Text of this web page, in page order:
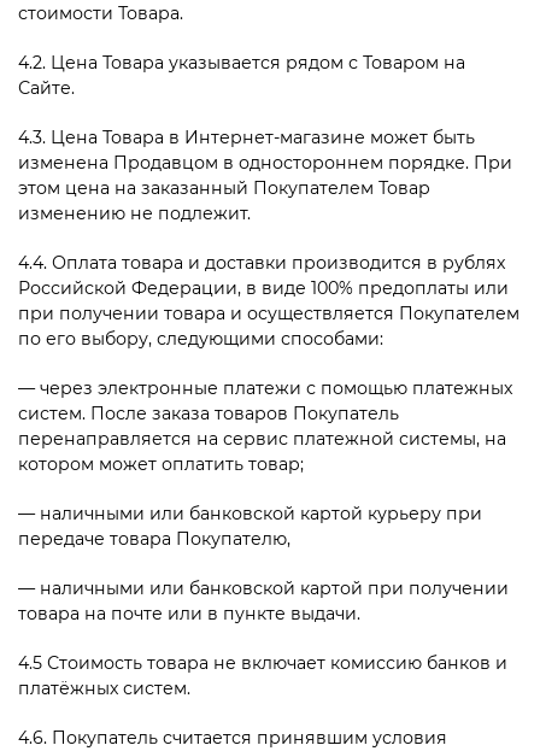
стоимости Товара.
4.2. Цена Товара указывается рядом с Товаром на
Сайте.
4.3. Цена Товара в Интернет-магазине может быть
изменена Продавцом в одностороннем порядке. При
этом цена на заказанный Покупателем Товар
изменению не подлежит.
4.4. Оплата товара и доставки производится в рублях
Российской Федерации, в виде 100% предоплаты или
при получении товара и осуществляется Покупателем
по его выбору, следующими способами:
— через электронные платежи с помощью платежных
систем. После заказа товаров Покупатель
перенаправляется на сервис платежной системы, на
котором может оплатить товар;
— наличными или банковской картой курьеру при
передаче товара Покупателю,
— наличными или банковской картой при получении
товара на почте или в пункте выдачи.
4.5 Стоимость товара не включает комиссию банков и
платёжных систем.
4.6. Покупатель считается принявшим условия